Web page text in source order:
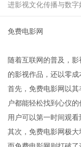
进影视文化传播与数字
免费电影网
随着互联网的普及，
的影视作品，还以零
首先，免费电影网以
户都能轻松找到心仪
用户可以第一时间观看
其次，免费电影网极